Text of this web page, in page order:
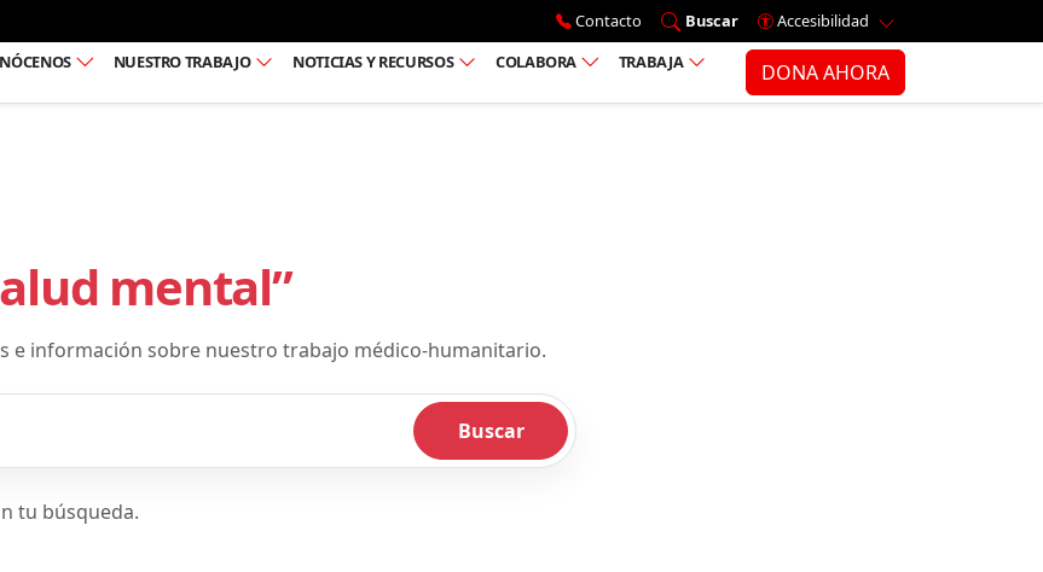
Ir al menú principal
Contacto Buscar
Accesibilidad
NUESTRO TRABAJO NOTICIAS Y RECURSOS COLABORA TRABAJA DONA AHORA
mental”
e información sobre nuestro trabajo médico-humanitario.
Buscar
tu búsqueda.